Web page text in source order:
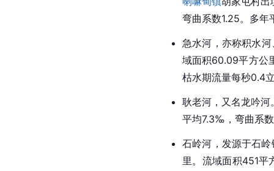
弯曲系数1.25。多
急水河，亦称积水
域面积60.09平方公
枯水期流量每秒0.4
耿老河，又名龙吟河
平均7.3‰，弯曲系
石岭河，发源于石岭
里。流域面积451